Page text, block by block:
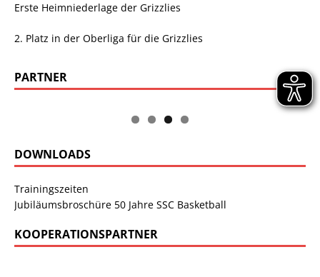
Erste Heimniederlage der Grizzlies
2. Platz in der Oberliga für die Grizzlies
PARTNER
DOWNLOADS
Trainingszeiten
Jubiläumsbroschüre 50 Jahre SSC Basketball
KOOPERATIONSPARTNER